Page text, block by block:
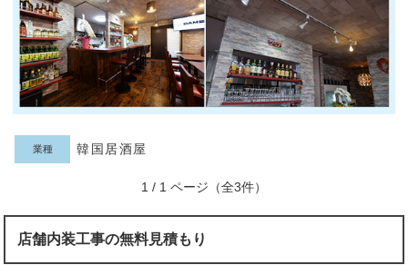
業種 韓国居酒屋
1 / 1 ページ（全3件）
店舗内装工事の無料見積もり